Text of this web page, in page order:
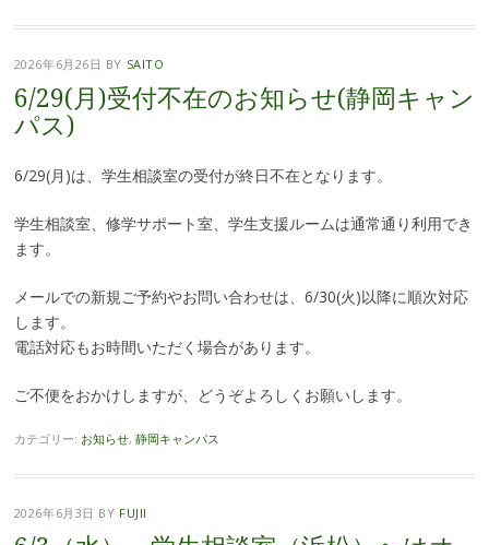
2026年6月26日 BY SAITO
6/29(月)受付不在のお知らせ(静岡キャン
パス)
6/29(月)は、学生相談室の受付が終日不在となります。
学生相談室、修学サポート室、学生支援ルームは通常通り利用でき
ます。
メールでの新規ご予約やお問い合わせは、6/30(火)以降に順次対応
します。
電話対応もお時間いただく場合があります。
ご不便をおかけしますが、どうぞよろしくお願いします。
カテゴリー: お知らせ, 静岡キャンパス
2026年6月3日 BY FUJII